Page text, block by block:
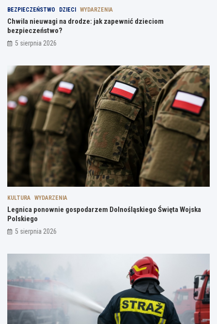
BEZPIECZEŃSTWO DZIECI WYDARZENIA
Chwila nieuwagi na drodze: jak zapewnić dzieciom
bezpieczeństwo?
5 sierpnia 2026
KULTURA WYDARZENIA
Legnica ponownie gospodarzem Dolnośląskiego Święta Wojska
Polskiego
5 sierpnia 2026